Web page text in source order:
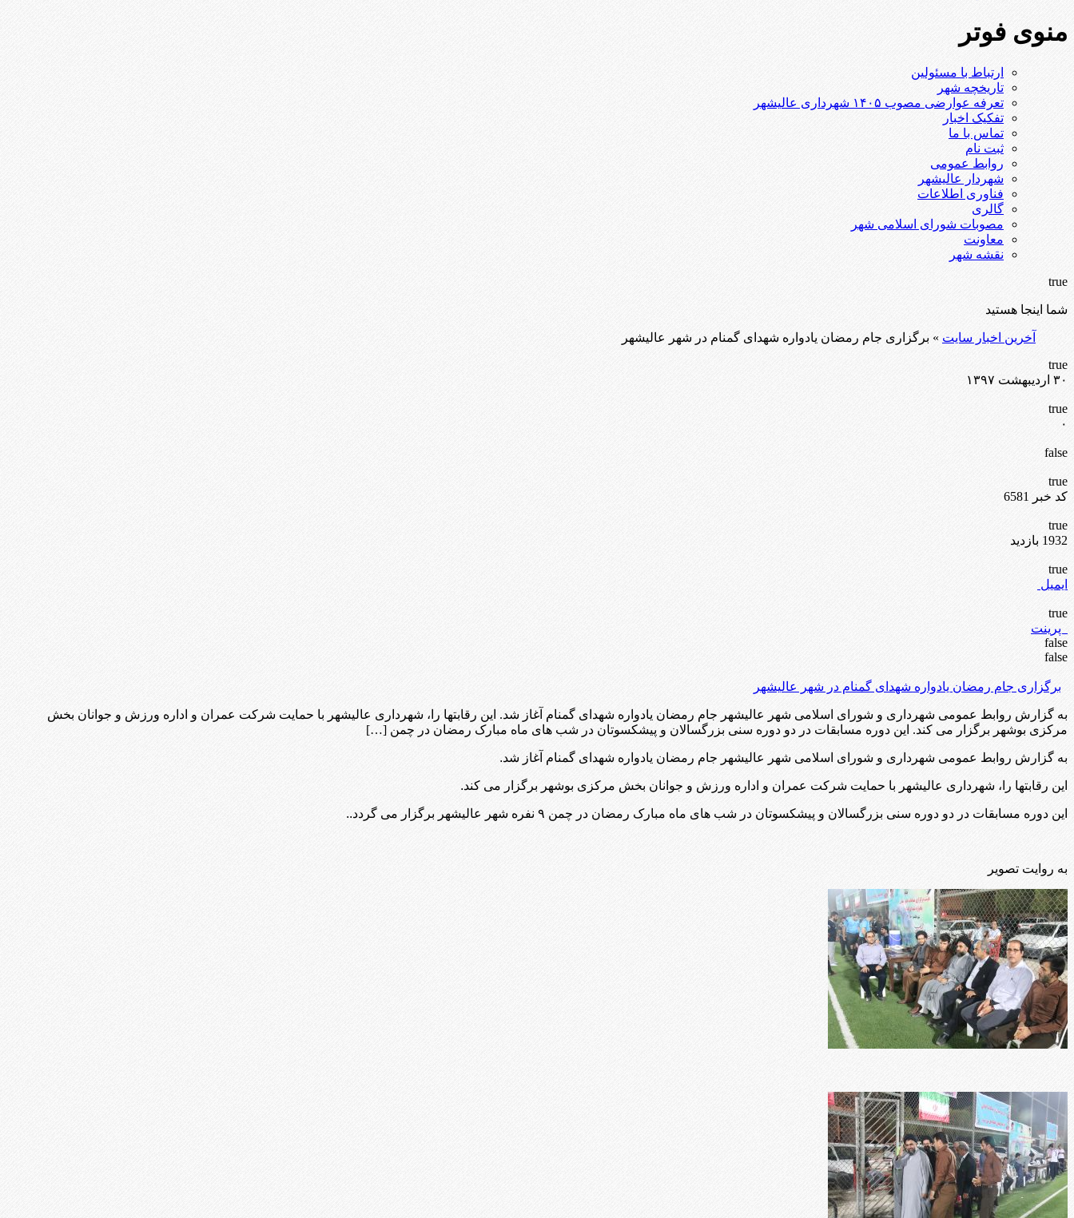
منوی فوتر
ارتباط با مسئولین
تاریخچه شهر
تعرفه عوارضی مصوب ۱۴۰۵ شهرداری عالیشهر
تفکیک اخبار
تماس با ما
ثبت نام
روابط عمومی
شهردار عالیشهر
فناوری اطلاعات
گالری
مصوبات شورای اسلامی شهر
معاونت
نقشه شهر
true
شما اینجا هستید
آخرین اخبار سایت » برگزاری جام رمضان یادواره شهدای گمنام در شهر عالیشهر
true
۳۰ اردیبهشت ۱۳۹۷
true
۰
false
true
کد خبر 6581
true
1932 بازدید
true
ایمیل
true
پرینت
false
false
برگزاری جام رمضان یادواره شهدای گمنام در شهر عالیشهر
به گزارش روابط عمومی شهرداری و شورای اسلامی شهر عالیشهر جام رمضان یادواره شهدای گمنام آغاز شد. این رقابتها را، شهرداری عالیشهر با حمایت شرکت عمران و اداره ورزش و جوانان بخش
مرکزی بوشهر برگزار می کند. این دوره مسابقات در دو دوره سنی بزرگسالان و پیشکسوتان در شب های ماه مبارک رمضان در چمن […]
به گزارش روابط عمومی شهرداری و شورای اسلامی شهر عالیشهر جام رمضان یادواره شهدای گمنام آغاز شد.
این رقابتها را، شهرداری عالیشهر با حمایت شرکت عمران و اداره ورزش و جوانان بخش مرکزی بوشهر برگزار می کند.
این دوره مسابقات در دو دوره سنی بزرگسالان و پیشکسوتان در شب های ماه مبارک رمضان در چمن ۹ نفره شهر عالیشهر برگزار می گردد..
به روایت تصویر